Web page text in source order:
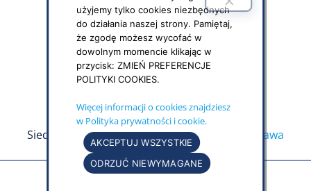
KONTAKT
Pracujemy od poniedziałku do piątku
Godz. 9:00 – 17:00
e-mail:pocztylion@pocztylion.com
Siedziba główna:ul. Inflancka 4, 00-189 Warszawa
użyjemy tylko cookies niezbędnych
do działania naszej strony. Pamiętaj,
że zgodę możesz wycofać w
dowolnym momencie klikając w
przycisk: ZMIEŃ PREFERENCJE
POLITYKI COOKIES.
Więcej informacji o cookies znajdziesz
w Polityka prywatności i cookie.
AKCEPTUJ WSZYSTKIE
ODRZUĆ NIEWYMAGANE